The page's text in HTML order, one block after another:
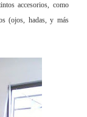
accesorios, como
(ojos, hadas, y más